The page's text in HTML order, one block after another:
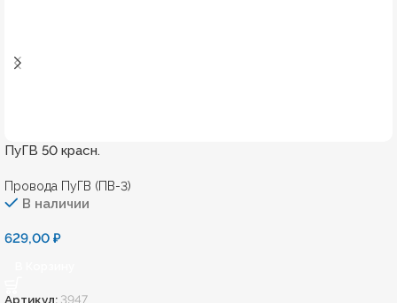
ПуГВ 50 красн.
Провода ПуГВ (ПВ-3)
В наличии
629,00 ₽
Артикул: 3947